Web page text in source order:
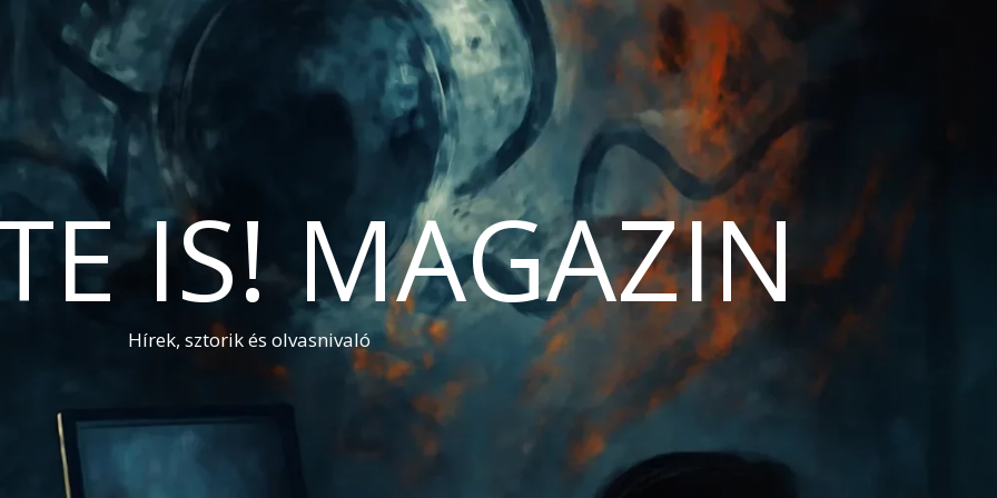
IS! MAGAZIN
Hírek, sztorik és olvasnivaló